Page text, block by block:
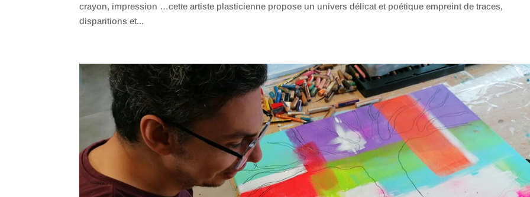
crayon, impression …cette artiste plasticienne propose un univers délicat et poétique empreint de traces,
disparitions et...